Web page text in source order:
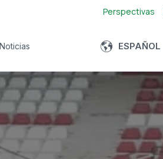
Perspectivas
submenu for About us
Noticias ESPAÑOL